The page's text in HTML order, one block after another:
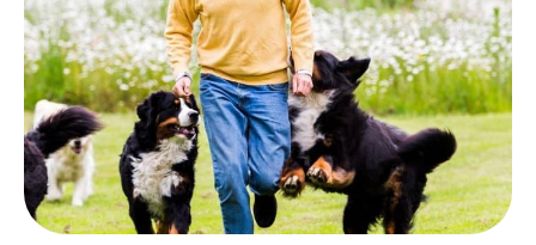
Gadgets & Tech
Top 5 van Valerie
Health & Beauty
Huis & Tuin
Nieuws & Media